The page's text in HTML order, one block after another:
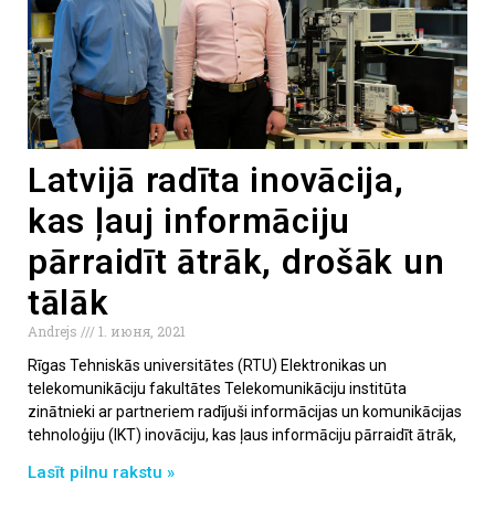
Latvijā radīta inovācija,
kas ļauj informāciju
pārraidīt ātrāk, drošāk un
tālāk
Andrejs
1. июня, 2021
Rīgas Tehniskās universitātes (RTU) Elektronikas un
telekomunikāciju fakultātes Telekomunikāciju institūta
zinātnieki ar partneriem radījuši informācijas un komunikācijas
tehnoloģiju (IKT) inovāciju, kas ļaus informāciju pārraidīt ātrāk,
Lasīt pilnu rakstu »